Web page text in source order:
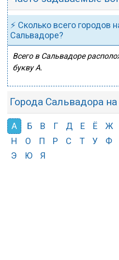
⚡ Сколько всего городов
Сальвадоре?
Всего в Сальвадоре
букву А.
Города Сальвадора
А Б В Г Д Е Ё Ж
Н
О П Р С Т У Ф
Э
Ю Я